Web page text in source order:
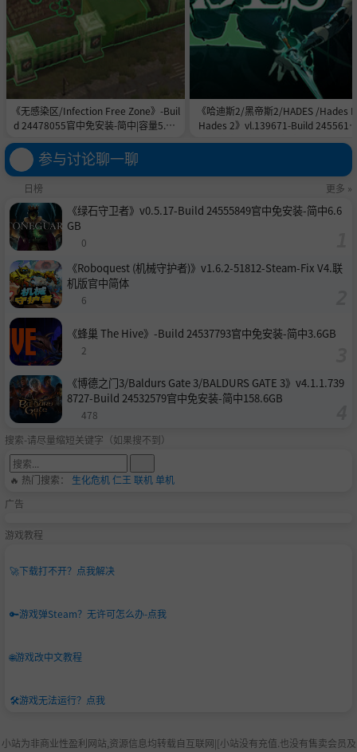
《无感染区/Infection Free Zone》-Buil
d 24478055官中免安装-简中|容量5.8G
《哈迪斯2/黑帝斯2/HADES /Hades
Hades 2》vl.139671-Build
参与讨论聊一聊
日榜 更多 »
《绿石守卫者》v0.5.17-Build 24555849官中免安装-简中6.6
GB
0
《Roboquest (机械守护者)》v1.6.2-51812-Steam-Fix V4.联
机版官中简体
6
《蜂巢 The Hive》-Build 24537793官中免安装-简中3.6GB
2
《博德之门3/Baldurs Gate 3/BALDURS GATE 3》v4.1.1.739
8727-Build 24532579官中免安装-简中158.6GB
478
搜索-请尽量缩短关键字（如果搜不到）
🔥 热门搜索： 生化危机仁王 联机单机
广告
游戏教程
🚀下载打不开？点我解决
🔑游戏弹Steam？无许可怎么办-点我
🌐游戏改中文教程
🛠️游戏无法运行？点我
小站为非商业性盈利网站,资源信息均转载自互联网|[小站没有充值.也没有售卖会员及